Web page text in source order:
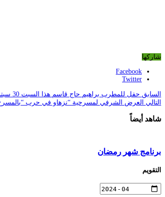
شاركها
Facebook
Twitter
السابق حفل للمطرب براهيم حاج قاسم هذا السبت 30 سبتمبر 2023
التالي العرض الشرفي لمسرحية “نزهاو في حرب
شاهد أيضاً
برنامج شهر رمضان
التقويم